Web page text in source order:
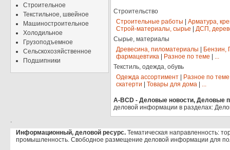
Строительное
Текстильное, швейное
Машиностроительное
Холодильное
Грузоподъемное
Сельскохозяйственное
Подшипники
Строительство
Строительные работы
Арматура,
Строй-материалы, сырье
ДСП,
Сырье, материалы
Древесина, пиломатериалы
Бензин,
фармацевтика
Разное по теме
...
Текстиль, одежда, обувь
Одежда ассортимент
Разное по теме
скатерти
Товары для дома ...
A-BCD - Деловые новости, Деловые
деловой информации в разделах:
.
Информационный, деловой ресурс. Тематическая направленность:
промышленность. Свободное размещение деловой информации для